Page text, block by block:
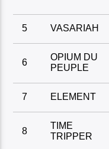
5 VASARIAH
6
OPIUM DU
PEUPLE
7 ELEMENT
8
TIME
TRIPPER